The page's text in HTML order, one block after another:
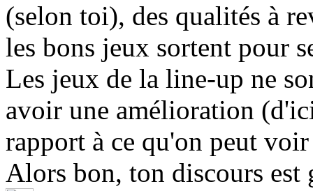
(selon toi), des qualités à
les bons jeux sortent pour
Les jeux de la line-up ne
avoir une amélioration
rapport à ce qu'on peut
Alors bon, ton discours